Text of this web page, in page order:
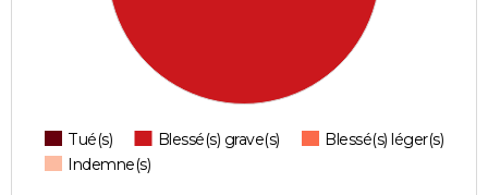
Tué(s) Blessé(s) grave(s)
Blessé(s) léger(s)
Indemne(s)